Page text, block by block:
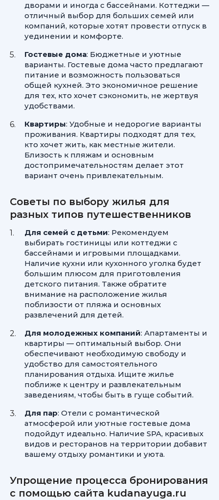
дворами и иногда с бассейнами. Коттеджи —
отличный выбор для больших семей или
компаний, которые хотят провести отпуск в
уединении и комфорте.
Гостевые дома: Бюджетные и уютные
варианты. Гостевые дома часто предлагают
питание и возможность пользоваться
общей кухней. Это экономичное решение
для тех, кто хочет сэкономить, не жертвуя
удобствами.
Квартиры: Удобные и недорогие варианты
проживания. Квартиры подходят для тех,
кто хочет жить, как местные жители.
Близость к пляжам и основным
достопримечательностям делает этот
вариант очень привлекательным.
Советы по выбору жилья для
разных типов путешественников
Для семей с детьми: Рекомендуем
выбирать гостиницы или коттеджи с
бассейнами и игровыми площадками.
Наличие кухни или кухонного уголка будет
большим плюсом для приготовления
детского питания. Также обратите
внимание на расположение жилья
поблизости от пляжа и основных
развлечений для детей.
Для молодежных компаний: Апартаменты и
квартиры — оптимальный выбор. Они
обеспечивают необходимую свободу и
удобство для самостоятельного
планирования отдыха. Ищите жилье
поближе к центру и развлекательным
заведениям, чтобы быть в гуще событий.
Для пар: Отели с романтической
атмосферой или уютные гостевые дома
подойдут идеально. Наличие SPA, красивых
видов и ресторанов на территории добавит
вашему отдыху романтики и уюта.
Упрощение процесса бронирования
с помощью сайта kudanayuga.ru